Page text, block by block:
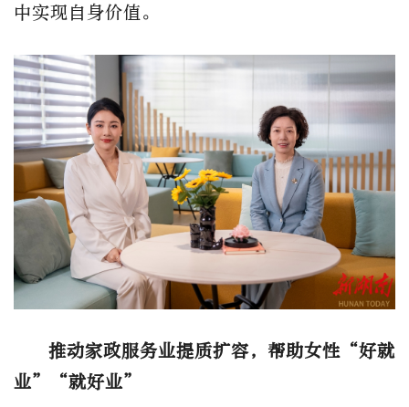
中实现自身价值。
推动家政服务业提质扩容，帮助女性“好就
业”“就好业”